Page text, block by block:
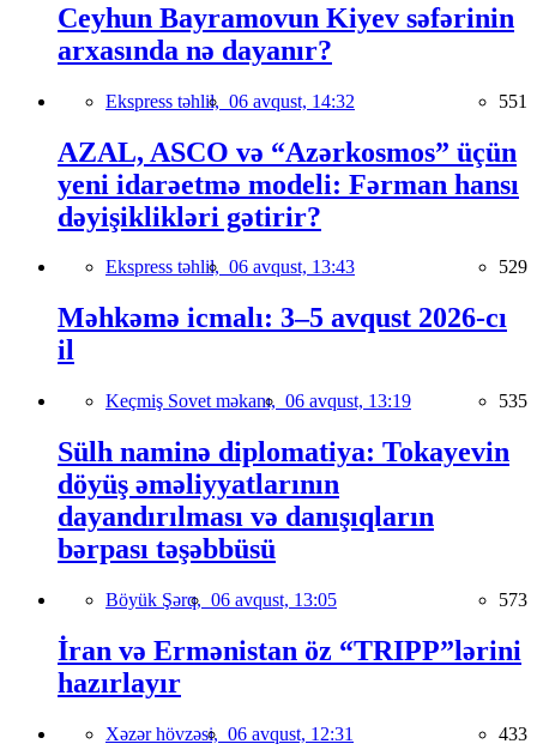
Ceyhun Bayramovun Kiyev səfərinin
arxasında nə dayanır?
Ekspress təhlil, 06 avqust, 14:32 551
AZAL, ASCO və “Azərkosmos” üçün
yeni idarəetmə modeli: Fərman hansı
dəyişiklikləri gətirir?
Ekspress təhlil, 06 avqust, 13:43 529
Məhkəmə icmalı: 3–5 avqust 2026-cı
il
Keçmiş Sovet məkanı, 06 avqust, 13:19 535
Sülh naminə diplomatiya: Tokayevin
döyüş əməliyyatlarının
dayandırılması və danışıqların
bərpası təşəbbüsü
Böyük Şərq, 06 avqust, 13:05 573
İran və Ermənistan öz “TRIPP”lərini
hazırlayır
Xəzər hövzəsi, 06 avqust, 12:31 433